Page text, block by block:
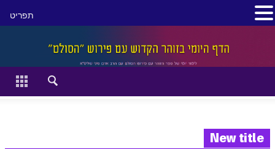
סגור
זוהר מתקדמים
New title
תפריט